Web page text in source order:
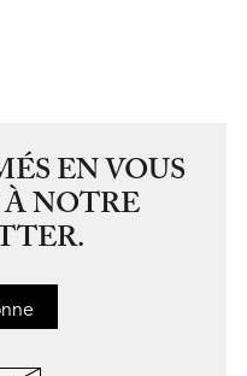
EN VOUS
NOTRE